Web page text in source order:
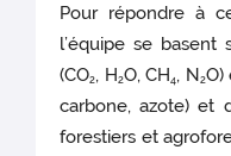
Pour répondre à
l’équipe se basent
(CO2, H2O, CH4, N2O)
carbone, azote) et
forestiers et